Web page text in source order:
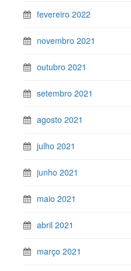
fevereiro 2022
novembro 2021
outubro 2021
setembro 2021
agosto 2021
julho 2021
junho 2021
maio 2021
abril 2021
março 2021